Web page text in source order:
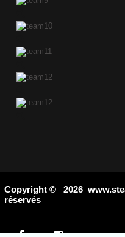
Copyright © 2026
réservés